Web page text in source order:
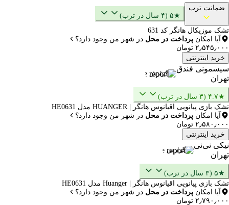
ضمانت ترب
★۵ (۴ سال در ترب)
تشک موزیکال هانگر کد 631
آیا امکان پرداخت در محل در شهر من وجود دارد؟
۲٫۵۴۵٫۰۰۰ تومان
خرید اینترنتی
سیسمونی فندق
تهران
گزارش
★۴.۷ (۳ سال در ترب)
تشک بازی پیانویی اقیانوس هانگر | HUANGER مدل HE0631
آیا امکان پرداخت در محل در شهر من وجود دارد؟
۲٫۵۸۰٫۰۰۰ تومان
خرید اینترنتی
نیکی نی‌نی
تهران
گزارش
★۵ (۳ سال در ترب)
تشک بازی پیانویی اقیانوس هانگر | Huanger مدل HE0631
آیا امکان پرداخت در محل در شهر من وجود دارد؟
۲٫۷۹۰٫۰۰۰ تومان